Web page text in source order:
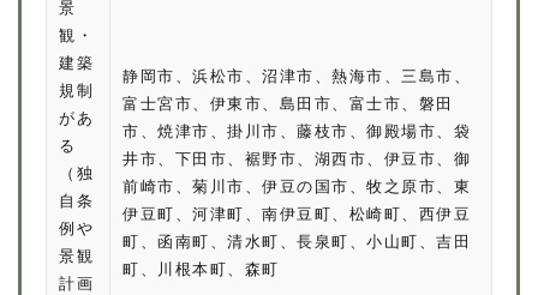
景
観・
建築
規制
があ
る
（独
自条
例や
景観
計画
静岡市、浜松市、沼津市、熱海市、三島市、
富士宮市、伊東市、島田市、富士市、磐田
市、焼津市、掛川市、藤枝市、御殿場市、袋
井市、下田市、裾野市、湖西市、伊豆市、御
前崎市、菊川市、伊豆の国市、牧之原市、東
伊豆町、河津町、南伊豆町、松崎町、西伊豆
町、函南町、清水町、長泉町、小山町、吉田
町、川根本町、森町